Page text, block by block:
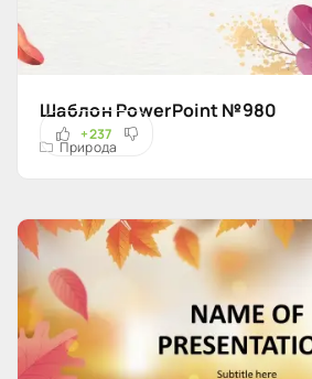
Шаблон PowerPoint №980
Природа
+237